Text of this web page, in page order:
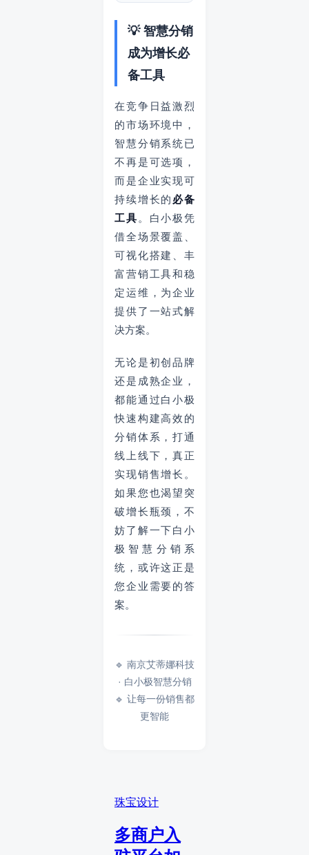
💡 智慧分销
成为增长必
备工具
在竞争日益激烈
的市场环境中，
智慧分销系统已
不再是可选项，
而是企业实现可
持续增长的 必备
工具 。白小极凭
借全场景覆盖、
可视化搭建、丰
富营销工具和稳
定运维，为企业
提供了一站式解
决方案。
无论是初创品牌
还是成熟企业，
都能通过白小极
快速构建高效的
分销体系，打通
线上线下，真正
实现销售增长。
如果您也渴望突
破增长瓶颈，不
妨了解一下白小
极智慧分销系
统，或许这正是
您企业需要的答
案。
🔹 南京艾蒂娜科技
· 白小极智慧分销
🔹 让每一份销售都
更智能
珠宝设计
多商户入